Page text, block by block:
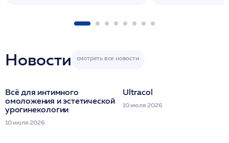
Новости
Всё для интимного
омоложения и эстетической
урогинекологии
10 июля 2026
Ultracol
10 июля 2026